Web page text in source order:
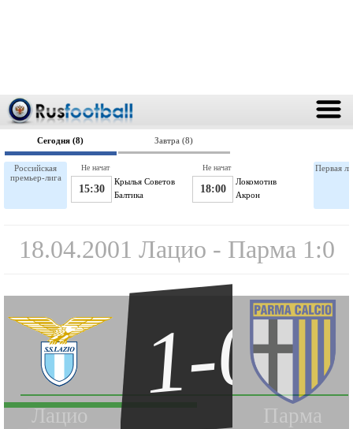
Сегодня (8) Завтра (8)
Российская
премьер-лига
Крылья Советов
15:30 Балтика
Не начат
Локомотив
18:00 Акрон
Не начат Первая
18.04.2001 Лацио - Парма 1:0
Лацио Парма
1-0